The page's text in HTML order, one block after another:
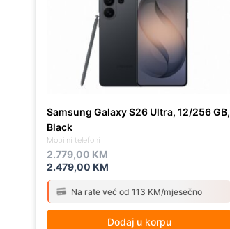
Mobilni telefoni
Samsung Galaxy S26 Ultra, 12/256 GB,
Black
2.779,00KM
2.779,00 KM.
2.479,00 KM
2.479,00 KM.
Na rate već od 113 KM/mjesečno
Dodaj u korpu